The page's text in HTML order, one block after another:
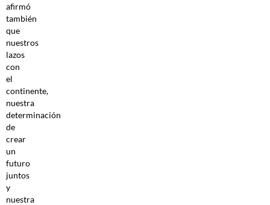
afirmó
también
que
nuestros
lazos
con
el
continente,
nuestra
determinación
de
crear
un
futuro
juntos
y
nuestra